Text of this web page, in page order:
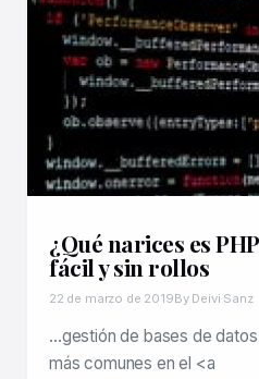
¿Qué narices es
fácil y sin rollos
22 de marzo de 2019By Deivi Sanz
…gestión de bases de
más comunes en el <a